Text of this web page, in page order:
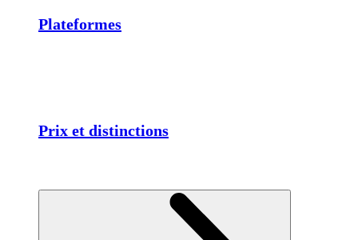
Plateformes
Prix et distinctions